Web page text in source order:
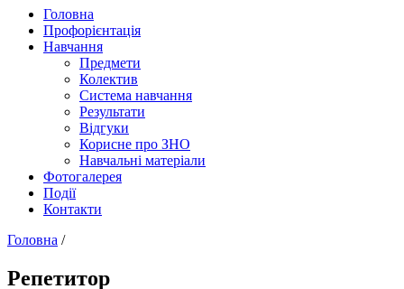
Головна
Профорієнтація
Навчання
Предмети
Колектив
Система навчання
Результати
Відгуки
Корисне про ЗНО
Навчальні матеріали
Фотогалерея
Події
Контакти
Головна /
Репетитор